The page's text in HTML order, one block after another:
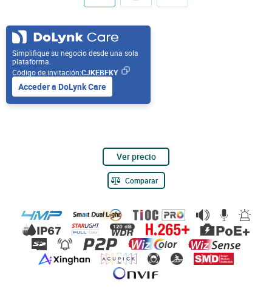
Simplifique su negocio desde una sola
plataforma.
Código de invitación:CJKEBFKY
Acceder a DoLynk Care
Ver precio
Comparar